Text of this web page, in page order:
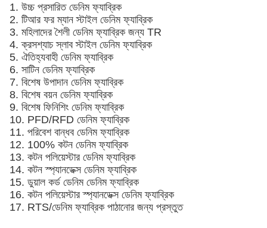
1. উচ্চ প্রসারিত ডেনিম ফ্যাব্রিক
2. টিআর ফর ম্যান স্টাইল ডেনিম ফ্যাব্রিক
3. মহিলাদের শৈলী ডেনিম ফ্যাব্রিক জন্য TR
4. ক্রসশ্যাচ স্লাব স্টাইল ডেনিম ফ্যাব্রিক
5. ঐতিহ্যবাহী ডেনিম ফ্যাব্রিক
6. সাটিন ডেনিম ফ্যাব্রিক
7. বিশেষ উপাদান ডেনিম ফ্যাব্রিক
8. বিশেষ বয়ন ডেনিম ফ্যাব্রিক
9. বিশেষ ফিনিশিং ডেনিম ফ্যাব্রিক
10. PFD/RFD ডেনিম ফ্যাব্রিক
11. পরিবেশ বান্ধব ডেনিম ফ্যাব্রিক
12. 100% কটন ডেনিম ফ্যাব্রিক
13. কটন পলিয়েস্টার ডেনিম ফ্যাব্রিক
14. কটন স্প্যানডেক্স ডেনিম ফ্যাব্রিক
15. ডুয়াল কর্ড ডেনিম ডেনিম ফ্যাব্রিক
16. কটন পলিয়েস্টার স্প্যানডেক্স ডেনিম ফ্যাব্রিক
17. RTS/ডেনিম ফ্যাব্রিক পাঠানোর জন্য প্রস্তুত